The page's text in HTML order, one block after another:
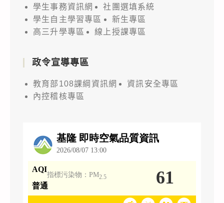
學生事務資訊網
社團選填系統
學生自主學習專區
新生專區
高三升學專區
線上授課專區
政令宣導專區
教育部108課綱資訊網
資訊安全專區
內控稽核專區